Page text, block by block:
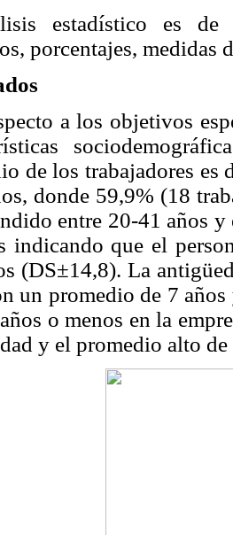
estadístico es de
porcentajes, medidas
a los objetivos
de los trabajadores es
donde 59,9% (18
entre 20-41 años
indicando que el
(DS±14,8). La
un promedio de 7
o menos en la
y el promedio alto